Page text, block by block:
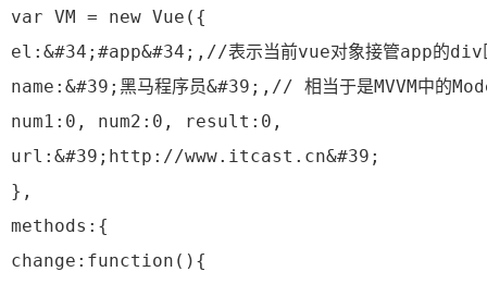
var VM = new Vue({
el:&#34;#app&#34;,//表示当前vue对象接管app的
name:&#39;黑马程序员&#39;,// 相当于是MVVM中的
num1:0, num2:0, result:0,
url:&#39;http://www.itcast.cn&#39;
},
methods:{
change:function(){